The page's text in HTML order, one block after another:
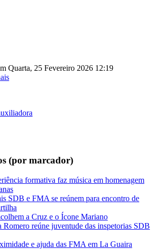
Quarta, 25 Fevereiro 2026 12:19
(por marcador)
formativa faz música em homenagem
SDB e FMA se reúnem para encontro de
a Cruz e o Ícone Mariano
reúne juventude das inspetorias SDB
e ajuda das FMA em La Guaira